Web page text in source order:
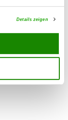
Details zeigen